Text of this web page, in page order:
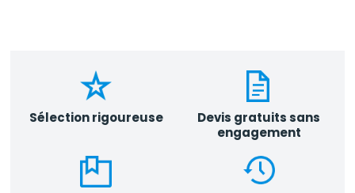
Sélection rigoureuse
Devis gratuits sans
engagement